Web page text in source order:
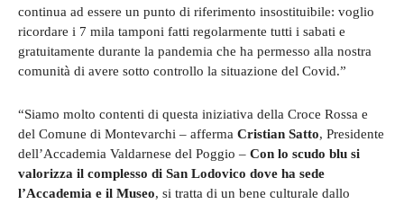
continua ad essere un punto di riferimento insostituibile: voglio
ricordare i 7 mila tamponi fatti regolarmente tutti i sabati e
gratuitamente durante la pandemia che ha permesso alla nostra
comunità di avere sotto controllo la situazione del Covid.”
“Siamo molto contenti di questa iniziativa della Croce Rossa e
del Comune di Montevarchi – afferma Cristian Satto, Presidente
dell’Accademia Valdarnese del Poggio – Con lo scudo blu si
valorizza il complesso di San Lodovico dove ha sede
l’Accademia e il Museo, si tratta di un bene culturale dallo